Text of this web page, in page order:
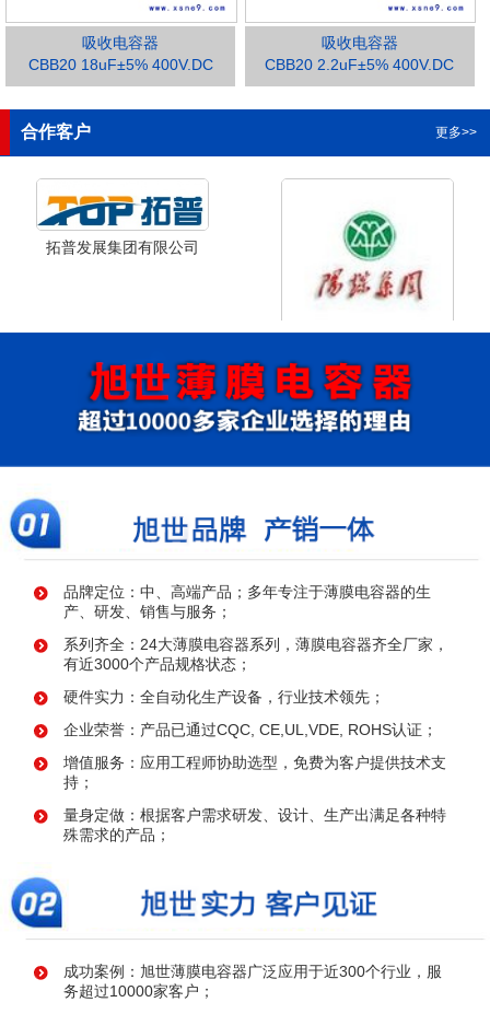
吸收电容器
CBB20 18uF±5% 400V.DC
吸收电容器
CBB20 2.2uF±5% 400V.DC
合作客户 更多>>
拓普发展集团有限公司
山西省阳泉市阳泉煤业集团
品牌定位：中、高端产品；多年专注于薄膜电容器的生
产、研发、销售与服务；
系列齐全：24大薄膜电容器系列，薄膜电容器齐全厂家，
有近3000个产品规格状态；
硬件实力：全自动化生产设备，行业技术领先；
企业荣誉：产品已通过CQC, CE,UL,VDE, ROHS认证；
增值服务：应用工程师协助选型，免费为客户提供技术支
持；
量身定做：根据客户需求研发、设计、生产出满足各种特
殊需求的产品；
成功案例：旭世薄膜电容器广泛应用于近300个行业，服
务超过10000家客户；